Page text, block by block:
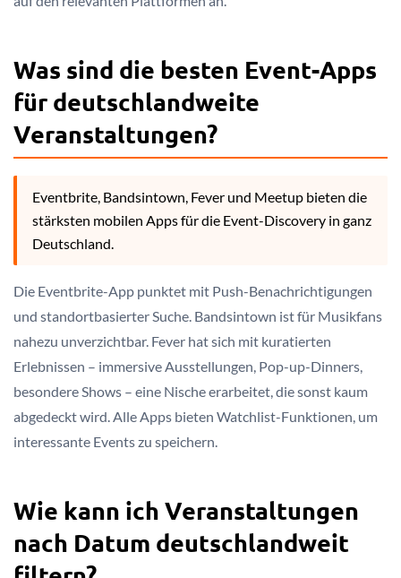
Was sind die besten Event-Apps
für deutschlandweite
Veranstaltungen?
Eventbrite, Bandsintown, Fever und Meetup bieten die
stärksten mobilen Apps für die Event-Discovery in ganz
Deutschland.
Die Eventbrite-App punktet mit Push-Benachrichtigungen
und standortbasierter Suche. Bandsintown ist für Musikfans
nahezu unverzichtbar. Fever hat sich mit kuratierten
Erlebnissen – immersive Ausstellungen, Pop-up-Dinners,
besondere Shows – eine Nische erarbeitet, die sonst kaum
abgedeckt wird. Alle Apps bieten Watchlist-Funktionen, um
interessante Events zu speichern.
Wie kann ich Veranstaltungen
nach Datum deutschlandweit